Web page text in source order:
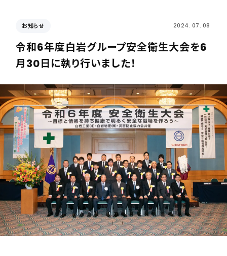
お知らせ 2024. 07. 08
令和6年度白岩グループ安全衛生大会を6
月30日に執り行いました！